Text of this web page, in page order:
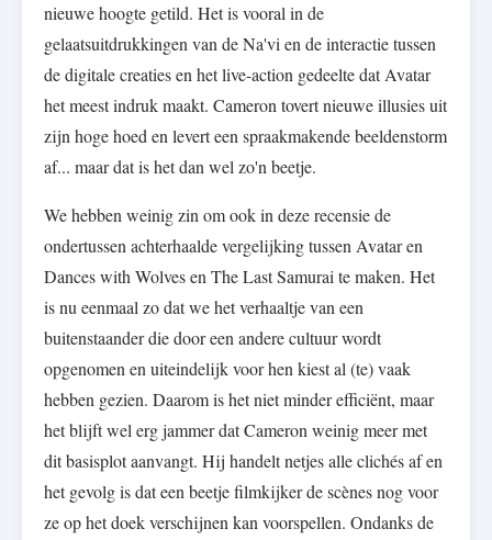
nieuwe hoogte getild. Het is vooral in de
gelaatsuitdrukkingen van de Na'vi en de interactie tussen
de digitale creaties en het live-action gedeelte dat Avatar
het meest indruk maakt. Cameron tovert nieuwe illusies uit
zijn hoge hoed en levert een spraakmakende beeldenstorm
af... maar dat is het dan wel zo'n beetje.
We hebben weinig zin om ook in deze recensie de
ondertussen achterhaalde vergelijking tussen Avatar en
Dances with Wolves en The Last Samurai te maken. Het
is nu eenmaal zo dat we het verhaaltje van een
buitenstaander die door een andere cultuur wordt
opgenomen en uiteindelijk voor hen kiest al (te) vaak
hebben gezien. Daarom is het niet minder efficiënt, maar
het blijft wel erg jammer dat Cameron weinig meer met
dit basisplot aanvangt. Hij handelt netjes alle clichés af en
het gevolg is dat een beetje filmkijker de scènes nog voor
ze op het doek verschijnen kan voorspellen. Ondanks de